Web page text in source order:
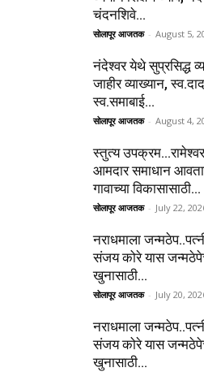
चंदनशिवे...
सोलापूर आजतक - August 5,
नंदेश्वर येथे सुप्रसिद्ध
जाहीर व्याख्यान,
स्व.समाबाई...
सोलापूर आजतक - August 4,
स्तुत्य
आमदार समाधान
गावाच्या विकासासाठी...
सोलापूर आजतक - July 22,
नराधमाला
संजय कोरे यास
खुनासाठी...
सोलापूर आजतक - July 20,
नराधमाला
संजय कोरे यास
खुनासाठी...